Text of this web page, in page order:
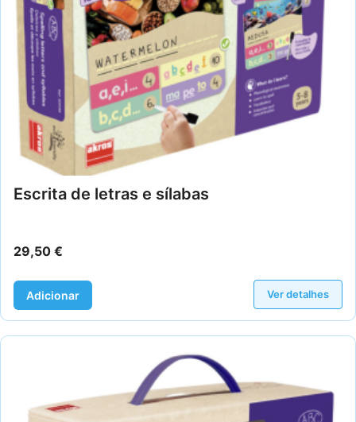
Escrita de letras e sílabas
29,50 €
Adicionar Ver detalhes